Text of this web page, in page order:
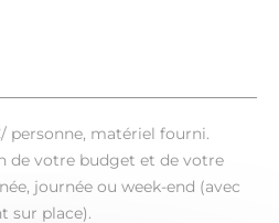
matériel fourni.
de votre budget et de votre
journée ou week-end (avec
sur place).